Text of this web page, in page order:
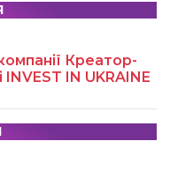
Креатор-
IN UKRAINE